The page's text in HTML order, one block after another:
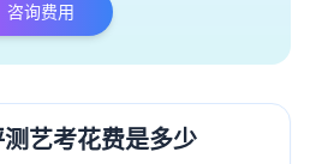
咨询费用
艺考花费是多少